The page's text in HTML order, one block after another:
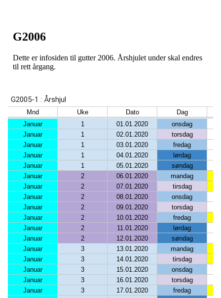
G2006
Dette er infosiden til gutter 2006. Årshjulet under skal endres
til rett årgang.